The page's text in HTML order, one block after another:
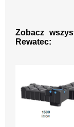
Zobacz
Rewatec: